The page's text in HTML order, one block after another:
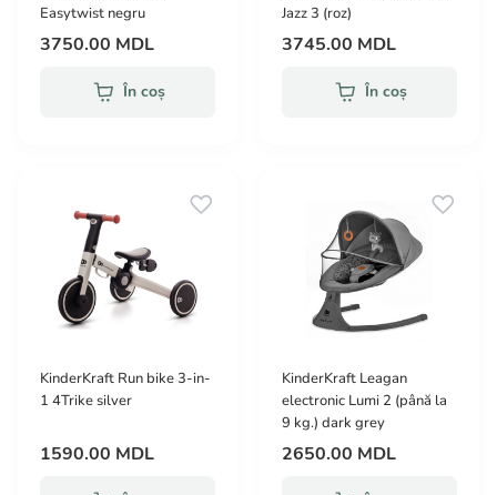
Easytwist negru
3750.00 MDL
În coș
Jazz 3 (roz)
3745.00 MDL
În coș
KinderKraft Run bike 3-in-
1 4Trike silver
1590.00 MDL
KinderKraft Leagan
electronic Lumi 2 (până la
9 kg.) dark grey
2650.00 MDL